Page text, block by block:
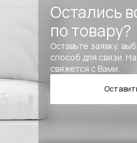
Остались
по товару?
Оставьте заявку,
способ для связи.
свяжется с Вами.